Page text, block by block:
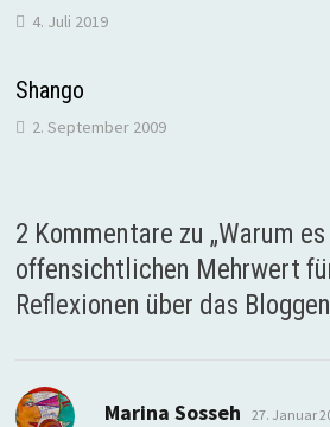
4. Juli 2019
Shango
2. September 2009
2 Kommentare zu „Warum
offensichtlichen Mehrwert
Reflexionen über das Bloggen
Marina Sosseh sagt:
27. Januar